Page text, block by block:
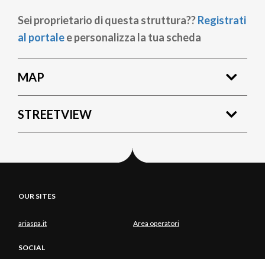
Sei proprietario di questa struttura??Registrati
al portalee personalizza la tua scheda
MAP
STREETVIEW
OUR SITES
ariaspa.it Area operatori
SOCIAL